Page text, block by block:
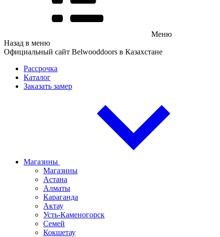
Меню
Назад в меню
Официальный сайт Belwooddoors в Казахстане
Рассрочка
Каталог
Заказать замер
Магазины
Магазины
Астана
Алматы
Караганда
Актау
Усть-Каменогорск
Семей
Кокшетау